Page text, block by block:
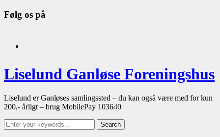
Følg os på
Liselund Ganløse Foreningshus
Liselund er Ganløses samlingssted – du kan også være med for kun
200,- årligt – brug MobilePay 103640